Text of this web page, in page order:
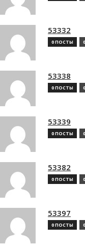
53332
0 ПОСТЫ
53338
0 ПОСТЫ
53339
0 ПОСТЫ
53382
0 ПОСТЫ
53397
0 ПОСТЫ